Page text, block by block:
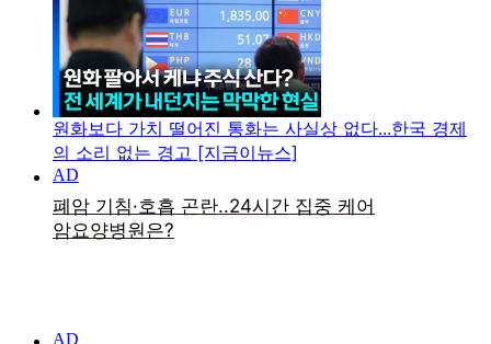
원화보다 가치 떨어진 통화는 사실상 없다...한국 경제
의 소리 없는 경고 [지금이뉴스]